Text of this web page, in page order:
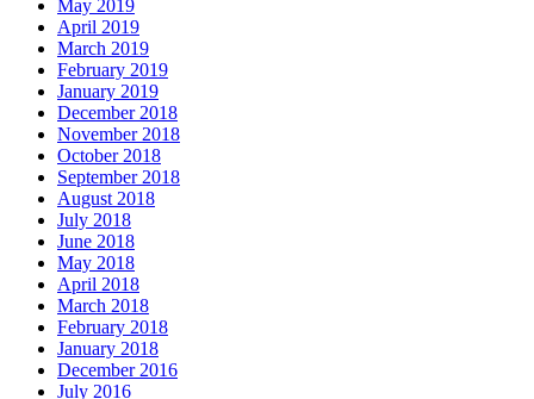
May 2019
April 2019
March 2019
February 2019
January 2019
December 2018
November 2018
October 2018
September 2018
August 2018
July 2018
June 2018
May 2018
April 2018
March 2018
February 2018
January 2018
December 2016
July 2016